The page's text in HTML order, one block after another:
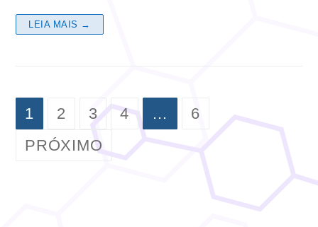
LEIA MAIS →
PAGINAÇÃO
DE
1 2 3 4 …
6
PRÓXIMO